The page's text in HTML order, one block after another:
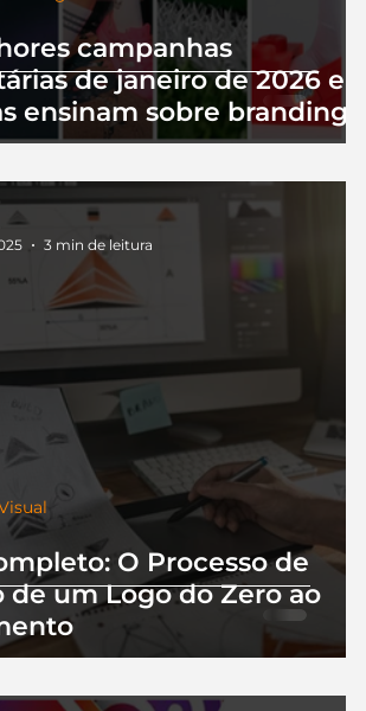
campanhas
de janeiro de 2026 e
ensinam sobre branding
O Processo de
de um Logo do Zero ao
3 min de leitura